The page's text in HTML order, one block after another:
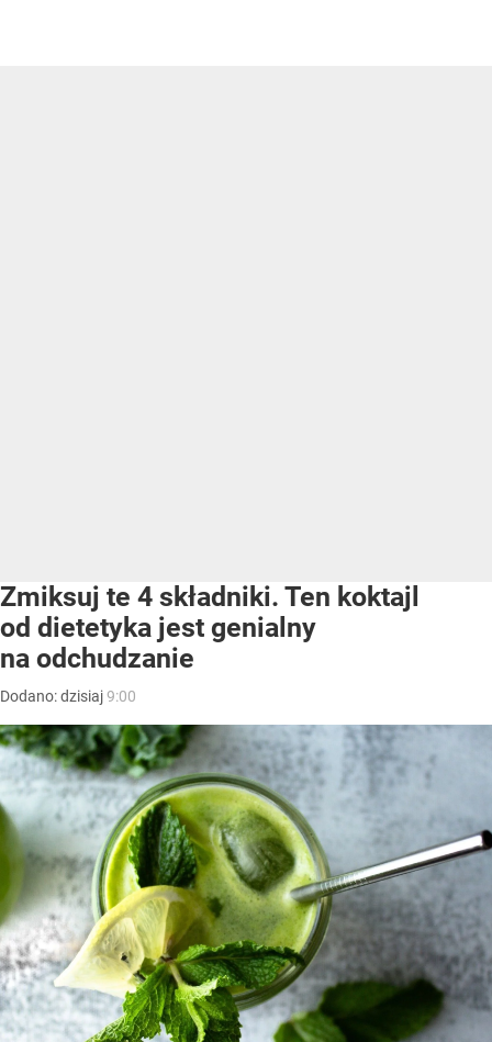
Zmiksuj te 4 składniki. Ten koktajl
od dietetyka jest genialny
na odchudzanie
Dodano:dzisiaj9:00